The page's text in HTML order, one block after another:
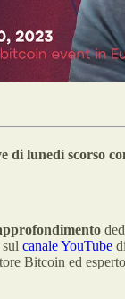
di lunedì scorso
canale YouTube
Bitcoin ed